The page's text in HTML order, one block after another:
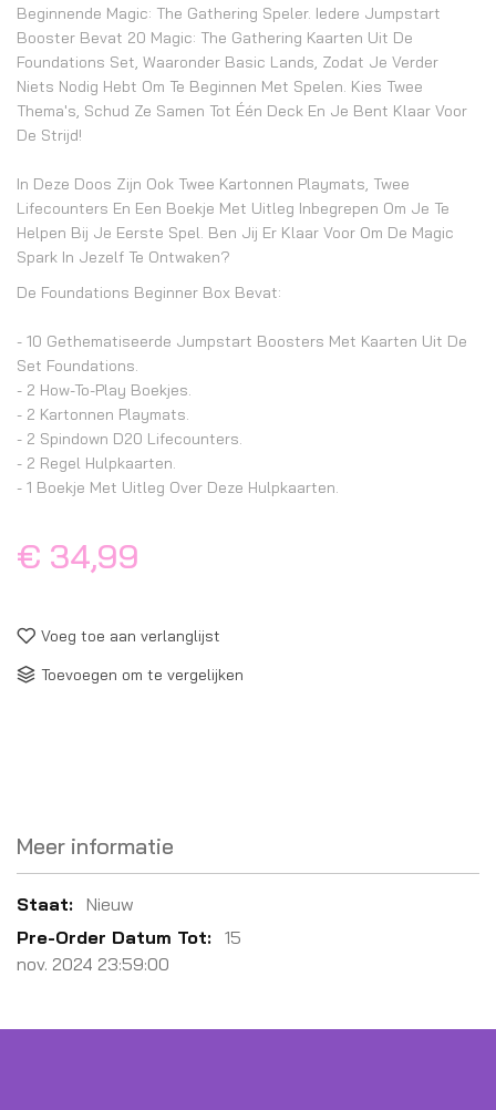
Beginnende Magic: The Gathering Speler. Iedere Jumpstart
Booster Bevat 20 Magic: The Gathering Kaarten Uit De
Foundations Set, Waaronder Basic Lands, Zodat Je Verder
Niets Nodig Hebt Om Te Beginnen Met Spelen. Kies Twee
Thema's, Schud Ze Samen Tot Één Deck En Je Bent Klaar Voor
De Strijd!
In Deze Doos Zijn Ook Twee Kartonnen Playmats, Twee
Lifecounters En Een Boekje Met Uitleg Inbegrepen Om Je Te
Helpen Bij Je Eerste Spel. Ben Jij Er Klaar Voor Om De Magic
Spark In Jezelf Te Ontwaken?
De Foundations Beginner Box Bevat:
- 10 Gethematiseerde Jumpstart Boosters Met Kaarten Uit De
Set Foundations.
- 2 How-To-Play Boekjes.
- 2 Kartonnen Playmats.
- 2 Spindown D20 Lifecounters.
- 2 Regel Hulpkaarten.
- 1 Boekje Met Uitleg Over Deze Hulpkaarten.
€ 34,99
Voeg toe aan verlanglijst
Toevoegen om te vergelijken
Meer informatie
Meer
informatie
Nieuw
15
nov. 2024 23:59:00